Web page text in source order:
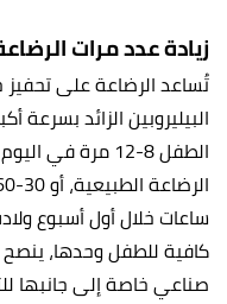
زيادة عدد مرات
تُساعد الرضاعة على تحفيز
البيليروبين الزائد بسرعة
الطفل 8-12 مرة
ساعات خلال أول أسبوع
كافية للطفل وحدها،
صناعي خاصة إلى جانبها